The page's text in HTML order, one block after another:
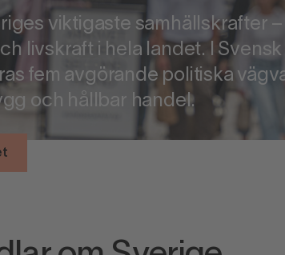
viktigaste samhällskrafter
livskraft i hela landet. I
fem avgörande politiska
och hållbar handel.